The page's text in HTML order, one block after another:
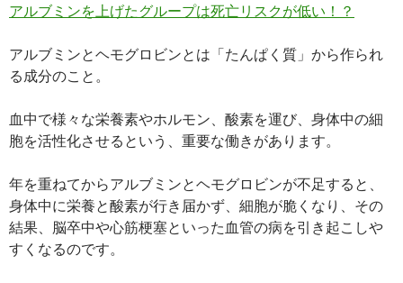
アルブミンを上げたグループは死亡リスクが低い！？
アルブミンとヘモグロビンとは「たんぱく質」から作られ
る成分のこと。
血中で様々な栄養素やホルモン、酸素を運び、身体中の細
胞を活性化させるという、重要な働きがあります。
年を重ねてからアルブミンとヘモグロビンが不足すると、
身体中に栄養と酸素が行き届かず、細胞が脆くなり、その
結果、脳卒中や心筋梗塞といった血管の病を引き起こしや
すくなるのです。